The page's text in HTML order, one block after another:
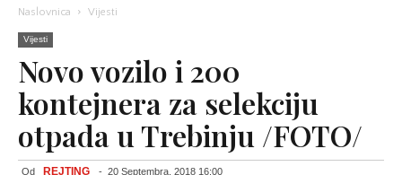
Naslovnica Vijesti
Vijesti
Novo vozilo i 200
kontejnera za selekciju
otpada u Trebinju /FOTO/
Od REJTING - 20 Septembra, 2018 16:00